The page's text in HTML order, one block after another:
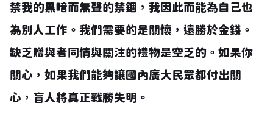
禁我的黑暗而無聲的禁錮，我因此而能為自己也
為別人工作。我們需要的是關懷，遠勝於金錢。
缺乏贈與者同情與關注的禮物是空乏的。如果你
關心，如果我們能夠讓國內廣大民眾都付出關
心，盲人將真正戰勝失明。